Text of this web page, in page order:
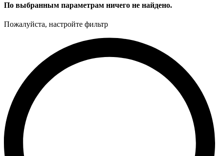
По выбранным параметрам ничего не найдено.
Пожалуйста, настройте фильтр